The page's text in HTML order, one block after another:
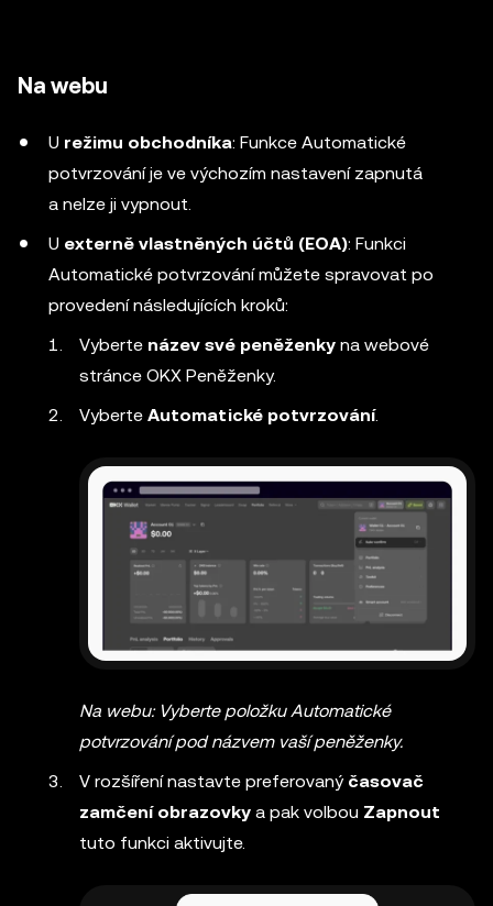
Na webu
U režimu obchodníka: Funkce Automatické
potvrzování je ve výchozím nastavení zapnutá
a nelze ji vypnout.
U externě vlastněných účtů (EOA): Funkci
Automatické potvrzování můžete spravovat po
provedení následujících kroků:
Vyberte název své peněženky na webové
stránce OKX Peněženky.
Vyberte Automatické potvrzování.
Na webu: Vyberte položku Automatické
potvrzování pod názvem vaší peněženky.
V rozšíření nastavte preferovaný časovač
zamčení obrazovky a pak volbou Zapnout
tuto funkci aktivujte.